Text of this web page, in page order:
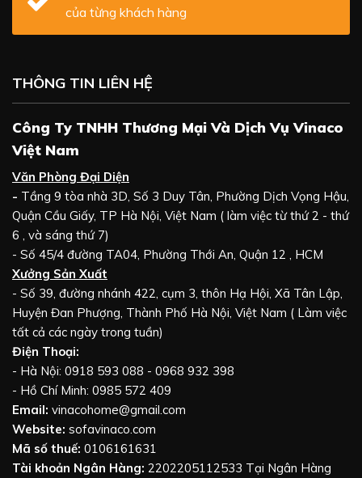
của từng khách hàng
THÔNG TIN LIÊN HỆ
Công Ty TNHH Thương Mại Và Dịch Vụ Vinaco
Việt Nam
Văn Phòng Đại Diện
- Tầng 9 tòa nhà 3D, Số 3 Duy Tân, Phường Dịch Vọng Hậu,
Quận Cầu Giấy, TP Hà Nội, Việt Nam ( làm việc từ thứ 2 - thứ
6 , và sáng thứ 7)
- Số 45/4 đường TA04, Phường Thới An, Quận 12 , HCM
Xưởng Sản Xuất
- Số 39, đường nhánh 422, cụm 3, thôn Hạ Hội, Xã Tân Lập,
Huyện Đan Phượng, Thành Phố Hà Nội, Việt Nam ( Làm việc
tất cả các ngày trong tuần)
Điện Thoại:
- Hà Nội: 0918 593 088 - 0968 932 398
- Hồ Chí Minh: 0985 572 409
Email: vinacohome@gmail.com
Website: sofavinaco.com
Mã số thuế: 0106161631
Tài khoản Ngân Hàng: 2202205112533 Tại Ngân Hàng